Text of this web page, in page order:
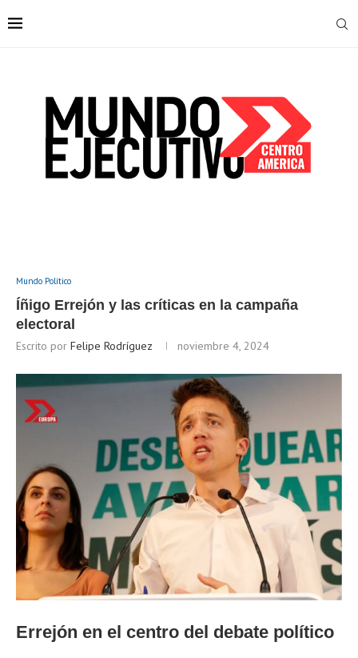
Mundo Político
Íñigo Errejón y las críticas en la campaña
electoral
Escrito por Felipe Rodríguez noviembre 4, 2024
Errejón en el centro del debate político